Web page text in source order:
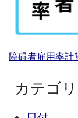
障碍者雇用率計
カテゴ